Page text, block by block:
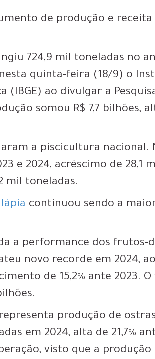
de produção e receita
724,9 mil toneladas no
quinta-feira (18/9) o
ao divulgar a
somou R$ 7,7 bilhões,
a piscicultura nacional.
e 2024, acréscimo de 28,1
mil toneladas.
continuou sendo a
a performance dos frutos-
novo recorde em 2024,
de 15,2% ante 2023.
produção de
em 2024, alta de 21,7%
visto que a produção